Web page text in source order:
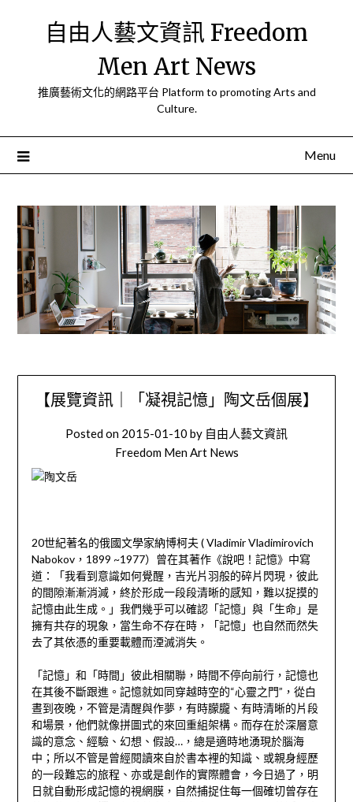
自由人藝文資訊 Freedom
Men Art News
推廣藝術文化的網路平台 Platform to promoting Arts and
Culture.
Menu
【展覽資訊｜「凝視記憶」陶文岳個展】
Posted on 2015-01-10 by 自由人藝文資訊
Freedom Men Art News
20世紀著名的俄國文學家納博柯夫 ( Vladimir Vladimirovich
Nabokov，1899 ~1977）曾在其著作《說吧！記憶》中寫
道：「我看到意識如何覺醒，吉光片羽般的碎片閃現，彼此
的間隙漸漸消減，終於形成一段段清晰的感知，難以捉摸的
記憶由此生成。」我們幾乎可以確認「記憶」與「生命」是
擁有共存的現象，當生命不存在時，「記憶」也自然而然失
去了其依憑的重要載體而湮滅消失。
「記憶」和「時間」彼此相關聯，時間不停向前行，記憶也
在其後不斷跟進。記憶就如同穿越時空的“心靈之門”，從白
晝到夜晚，不管是清醒與作夢，有時朦朧、有時清晰的片段
和場景，他們就像拼圖式的來回重組架構。而存在於深層意
識的意念、經驗、幻想、假設…，總是適時地湧現於腦海
中；所以不管是曾經閱讀來自於書本裡的知識、或親身經歷
的一段難忘的旅程、亦或是創作的實際體會，今日過了，明
日就自動形成記憶的視網膜，自然捕捉住每一個確切曾存在